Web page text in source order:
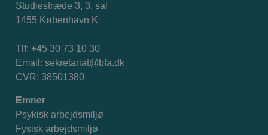
Studiestræde 3, 3. sal
1455 København K
Tlf: +45 30 73 10 30
Email: sekretariat@bfa.dk
CVR: 38501380
Emner
Psykisk arbejdsmiljø
Fysisk arbejdsmiljø